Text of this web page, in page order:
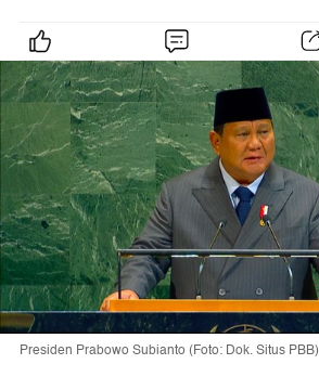
Presiden Prabowo Subianto (Foto: Dok. Situs PBB)